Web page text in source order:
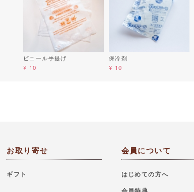
ビニール手提げ
¥ 10
保冷剤
¥ 10
お取り寄せ
ギフト
会員について
はじめての方へ